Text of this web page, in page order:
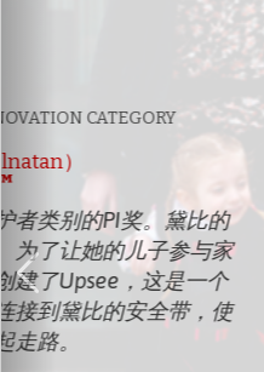
乔琪娜（Joaquina
乔琪娜荣获了看护
儿子贡卡洛（
（Angelman）综
不会走路。看到空
他努力站起来接触